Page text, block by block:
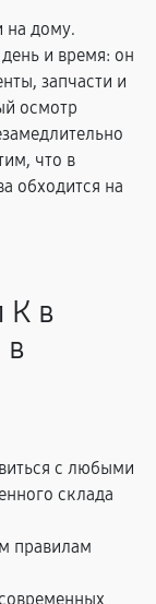
на дому.
и время: он
запчасти и
осмотр
что в
обходится на
К в
в
с любыми
склада
правилам